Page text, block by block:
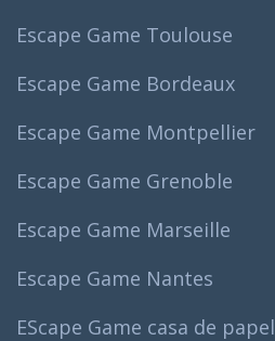
Escape Game Toulouse
Escape Game Bordeaux
Escape Game Montpellier
Escape Game Grenoble
Escape Game Marseille
Escape Game Nantes
EScape Game casa de papel